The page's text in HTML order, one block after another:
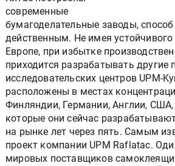
современные
бумагоделательные заводы,
действенным. Не имея
Европе, при избытке
приходится разрабатывать другие
исследовательских центров UPM-
расположены в местах
Финляндии, Германии, Англии,
которые они сейчас
на рынке лет через пять. Самым
проект компании UPM Raflatac.
мировых поставщиков